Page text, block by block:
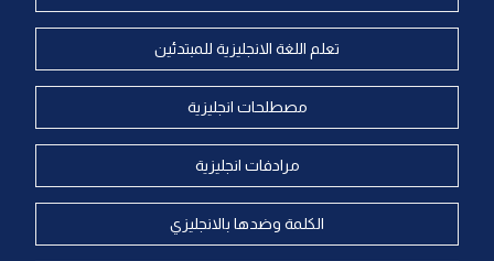
تعلم اللغة الانجليزية للمبتدئين
مصطلحات انجليزية
مرادفات انجليزية
الكلمة وضدها بالانجليزي